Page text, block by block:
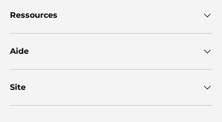
Ressources
Aide
Site